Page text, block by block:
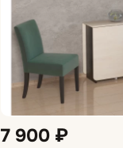
7 900 ₽